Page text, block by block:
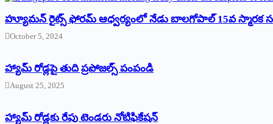
హ్యూమన్‌ రైట్స్‌ ఫోరమ్‌ ఆధ్వర్యంలో నేడు బాలగోపాల్‌ 15వ స్మారక
October 5, 2024
హ్యామ్‌ రోడ్లపై తుది ప్రపోజల్స్‌ పంపండి
August 25, 2025
హ్యామ్‌ రోడ్లకు రేపు టెండరు నోటిఫికేషన్‌